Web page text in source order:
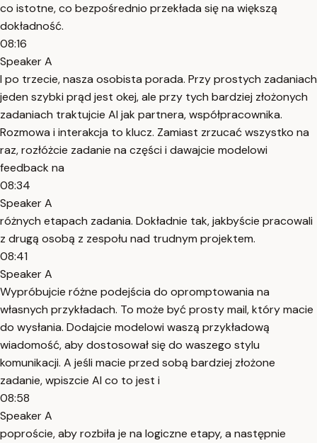
co istotne, co bezpośrednio przekłada się na większą
dokładność.
08:16
Speaker A
I po trzecie, nasza osobista porada. Przy prostych zadaniach
jeden szybki prąd jest okej, ale przy tych bardziej złożonych
zadaniach traktujcie AI jak partnera, współpracownika.
Rozmowa i interakcja to klucz. Zamiast zrzucać wszystko na
raz, rozłóżcie zadanie na części i dawajcie modelowi
feedback na
08:34
Speaker A
różnych etapach zadania. Dokładnie tak, jakbyście pracowali
z drugą osobą z zespołu nad trudnym projektem.
08:41
Speaker A
Wypróbujcie różne podejścia do opromptowania na
własnych przykładach. To może być prosty mail, który macie
do wysłania. Dodajcie modelowi waszą przykładową
wiadomość, aby dostosował się do waszego stylu
komunikacji. A jeśli macie przed sobą bardziej złożone
zadanie, wpiszcie AI co to jest i
08:58
Speaker A
poproście, aby rozbiła je na logiczne etapy, a następnie